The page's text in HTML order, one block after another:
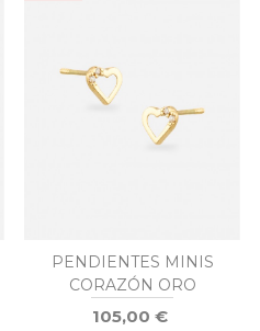
PENDIENTES MINIS
CORAZÓN ORO
105,00 €